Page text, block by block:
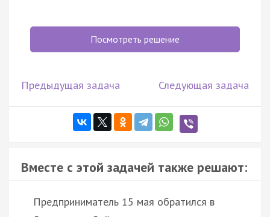
Посмотреть решение
Предыдущая задача Следующая задача
Вместе с этой задачей также решают:
Предприниматель 15 мая обратился в